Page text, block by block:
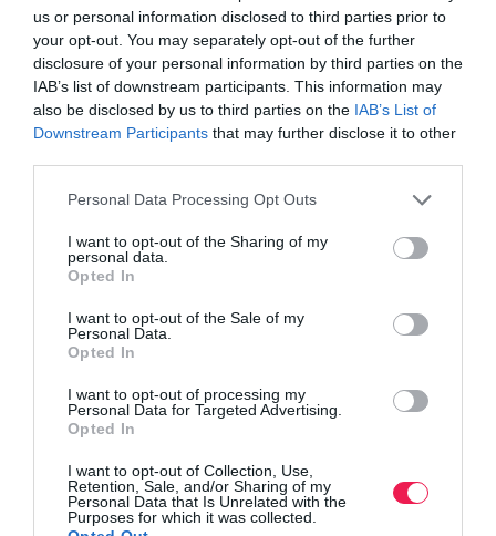
us or personal information disclosed to third parties prior to
your opt-out. You may separately opt-out of the further
disclosure of your personal information by third parties on the
IAB’s list of downstream participants. This information may
also be disclosed by us to third parties on the IAB’s List of
Downstream Participants that may further disclose it to other
Personal Data Processing Opt Outs
I want to opt-out of the Sharing of my
personal data.
Opted In
I want to opt-out of the Sale of my
Personal Data.
Opted In
I want to opt-out of processing my
Personal Data for Targeted Advertising.
Opted In
I want to opt-out of Collection, Use,
Retention, Sale, and/or Sharing of my
Personal Data that Is Unrelated with the
Purposes for which it was collected.